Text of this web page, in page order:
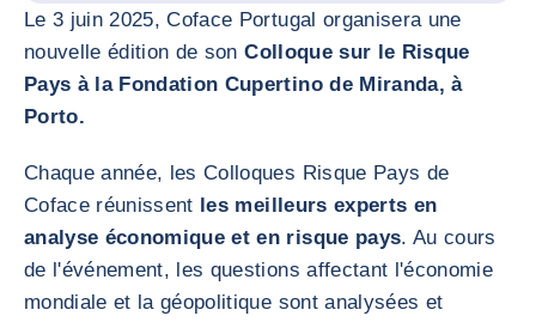
Le 3 juin 2025, Coface Portugal organisera une
nouvelle édition de sonColloque sur le Risque
Pays à la Fondation Cupertino de Miranda, à
Porto.
Chaque année, les Colloques Risque Pays de
Coface réunissent les meilleurs experts en
analyse économique et en risque pays. Au cours
de l'événement, les questions affectant l'économie
mondiale et la géopolitique sont analysées et